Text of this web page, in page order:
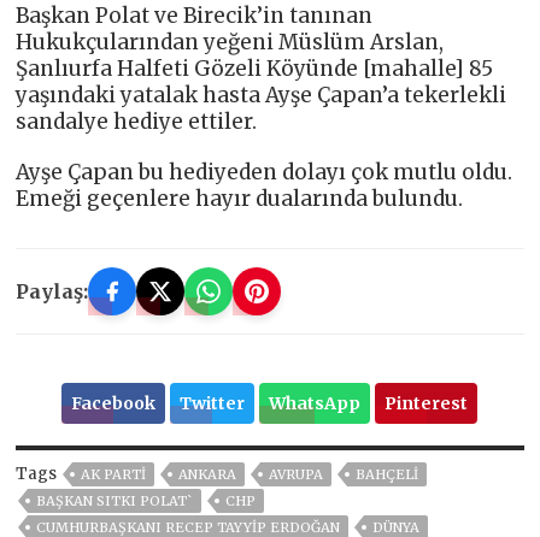
Başkan Polat ve Birecik’in tanınan
Hukukçularından yeğeni Müslüm Arslan,
Şanlıurfa Halfeti Gözeli Köyünde [mahalle] 85
yaşındaki yatalak hasta Ayşe Çapan’a tekerlekli
sandalye hediye ettiler.
Ayşe Çapan bu hediyeden dolayı çok mutlu oldu.
Emeği geçenlere hayır dualarında bulundu.
Paylaş:
Facebook Twitter WhatsApp Pinterest
Tags AK PARTİ ANKARA AVRUPA
BAHÇELİ
BAŞKAN SITKI POLAT`
CHP
CUMHURBAŞKANI RECEP TAYYIP ERDOĞAN
DÜNYA